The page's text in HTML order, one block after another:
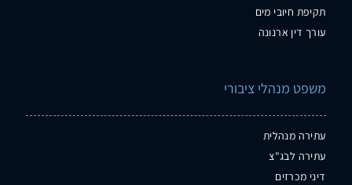
תקיפת חיובי מים
עורך דין ארנונה
משפט מנהלי ציבורי
עתירה מנהלית
עתירה לבג"צ
דיני מכרזים